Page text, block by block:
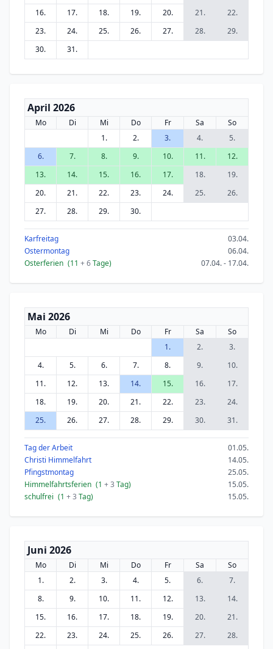
16.
17. 18. 19. 20. 21.
22.
23.
24. 25. 26. 27. 28.
29.
30.
31.
April 2026
Mo Di Mi Do Fr Sa
So
1.
2. 3. 4.
5.
6.
7. 8. 9. 10. 11.
12.
13.
14. 15. 16. 17. 18.
19.
20.
21. 22. 23. 24. 25.
26.
27.
28. 29. 30.
Karfreitag
03.04.
Ostermontag
06.04.
Osterferien (11 + 6Tage) 07.04. - 17.04.
Mai 2026
Mo Di Mi Do Fr Sa
So
1.
2.
3.
4.
5. 6. 7. 8. 9.
10.
11.
12. 13. 14. 15. 16.
17.
18.
19. 20. 21. 22. 23.
24.
25.
26. 27. 28. 29. 30. 31.
Tag der Arbeit
01.05.
Christi Himmelfahrt
14.05.
Pfingstmontag
25.05.
Himmelfahrtsferien (1 + 3 Tag)
15.05.
schulfrei (1 + 3 Tag) 15.05.
Juni 2026
Mo Di Mi Do Fr Sa
So
1.
2. 3. 4. 5. 6.
7.
8.
9. 10. 11. 12. 13.
14.
15.
16. 17. 18. 19. 20.
21.
22.
23. 24. 25. 26. 27.
28.